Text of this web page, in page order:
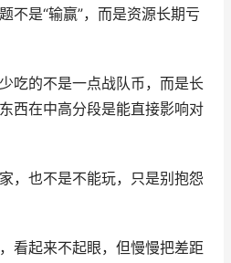
不是“输赢”，而是资源长期亏
吃的不是一点战队币，而是长
西在中高分段是能直接影响对
，也不是不能玩，只是别抱怨
看起来不起眼，但慢慢把差距